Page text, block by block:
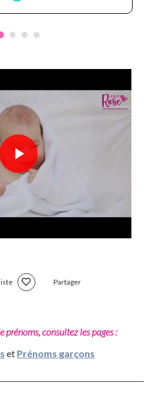
Partager
prénoms, consultez les pages :
et Prénoms garçons